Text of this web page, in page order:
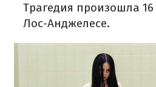
Трагедия произошла
Лос-Анджелесе.